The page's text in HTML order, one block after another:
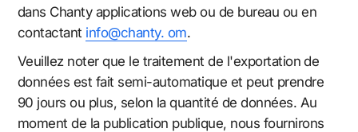
dans Chanty applications web ou de bureau ou en
contactant info@chanty. om.
Veuillez noter que le traitement de l'exportation de
données est fait semi-automatique et peut prendre
90 jours ou plus, selon la quantité de données. Au
moment de la publication publique, nous fournirons